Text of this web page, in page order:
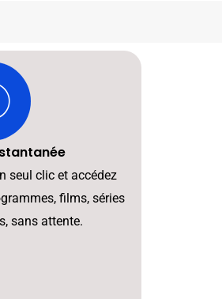
seul clic et accédez
films, séries
sans attente.